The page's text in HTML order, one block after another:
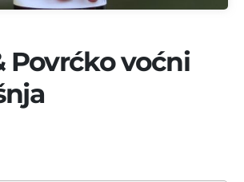
Povrćko voćni